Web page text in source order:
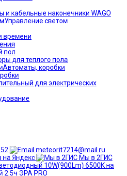
кабельные наконечники WAGO
Управление светом
времени
пол
для теплого пола
Автоматы, коробки
для электрических
meteorit7214@mail.ru
на Яндекс
Мы в 2ГИС